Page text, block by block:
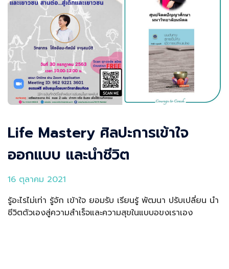
Life Mastery ศิลปะการเข้าใจ
ออกแบบ และนำชีวิต
16 ตุลาคม 2021
รู้อะไรไม่เท่า รู้จัก เข้าใจ ยอมรับ เรียนรู้ พัฒนา ปรับเปลี่ยน นำ
ชีวิตตัวเองสู่ความสำเร็จและความสุขในแบบอขงเราเอง